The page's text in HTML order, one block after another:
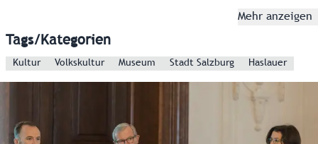
Mehr anzeigen
Tags/Kategorien
Kultur Volkskultur Museum Stadt Salzburg Haslauer